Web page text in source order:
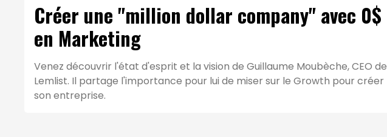
Créer une "million dollar company" avec 0$
en Marketing
Venez découvrir l'état d'esprit et la vision de Guillaume Moubèche, CEO de
Lemlist. Il partage l'importance pour lui de miser sur le Growth pour créer
son entreprise.